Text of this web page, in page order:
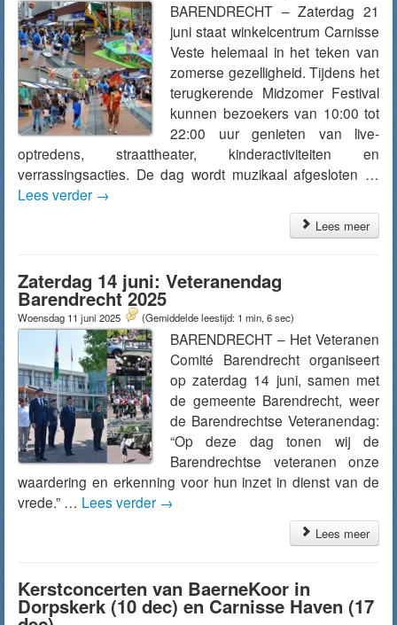
BARENDRECHT – Zaterdag 21
juni staat winkelcentrum Carnisse
Veste helemaal in het teken van
zomerse gezelligheid. Tijdens het
terugkerende Midzomer Festival
kunnen bezoekers van 10:00 tot
22:00 uur genieten van live-
optredens, straattheater, kinderactiviteiten en
verrassingsacties. De dag wordt muzikaal afgesloten …
Lees verder →
Lees meer
Zaterdag 14 juni: Veteranendag
Barendrecht 2025
Woensdag 11 juni 2025 (Gemiddelde leestijd: 1 min, 6 sec)
BARENDRECHT – Het Veteranen
Comité Barendrecht organiseert
op zaterdag 14 juni, samen met
de gemeente Barendrecht, weer
de Barendrechtse Veteranendag:
“Op deze dag tonen wij de
Barendrechtse veteranen onze
waardering en erkenning voor hun inzet in dienst van de
vrede.” … Lees verder →
Lees meer
Kerstconcerten van BaerneKoor in
Dorpskerk (10 dec) en Carnisse Haven (17